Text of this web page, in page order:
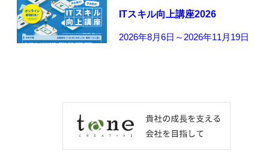
ITスキル向上講座2026
2026年8月6日～2026年11月19日